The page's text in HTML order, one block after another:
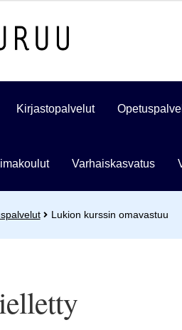
Kirjastopalvelut
Varhaiskasvatus
Lukion kurssin omavastuu